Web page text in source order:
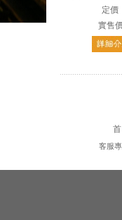
定價
實售
客服